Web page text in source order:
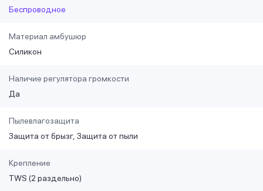
Беспроводное
Материал амбушюр
Силикон
Наличие регулятора громкости
Да
Пылевлагозащита
Защита от брызг Защита от пыли
Крепление
TWS (2 раздельно)